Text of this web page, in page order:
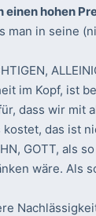
hohen
man in seine
im Kopf, ist
dass wir mit
das ist
GOTT, als
wäre. Als